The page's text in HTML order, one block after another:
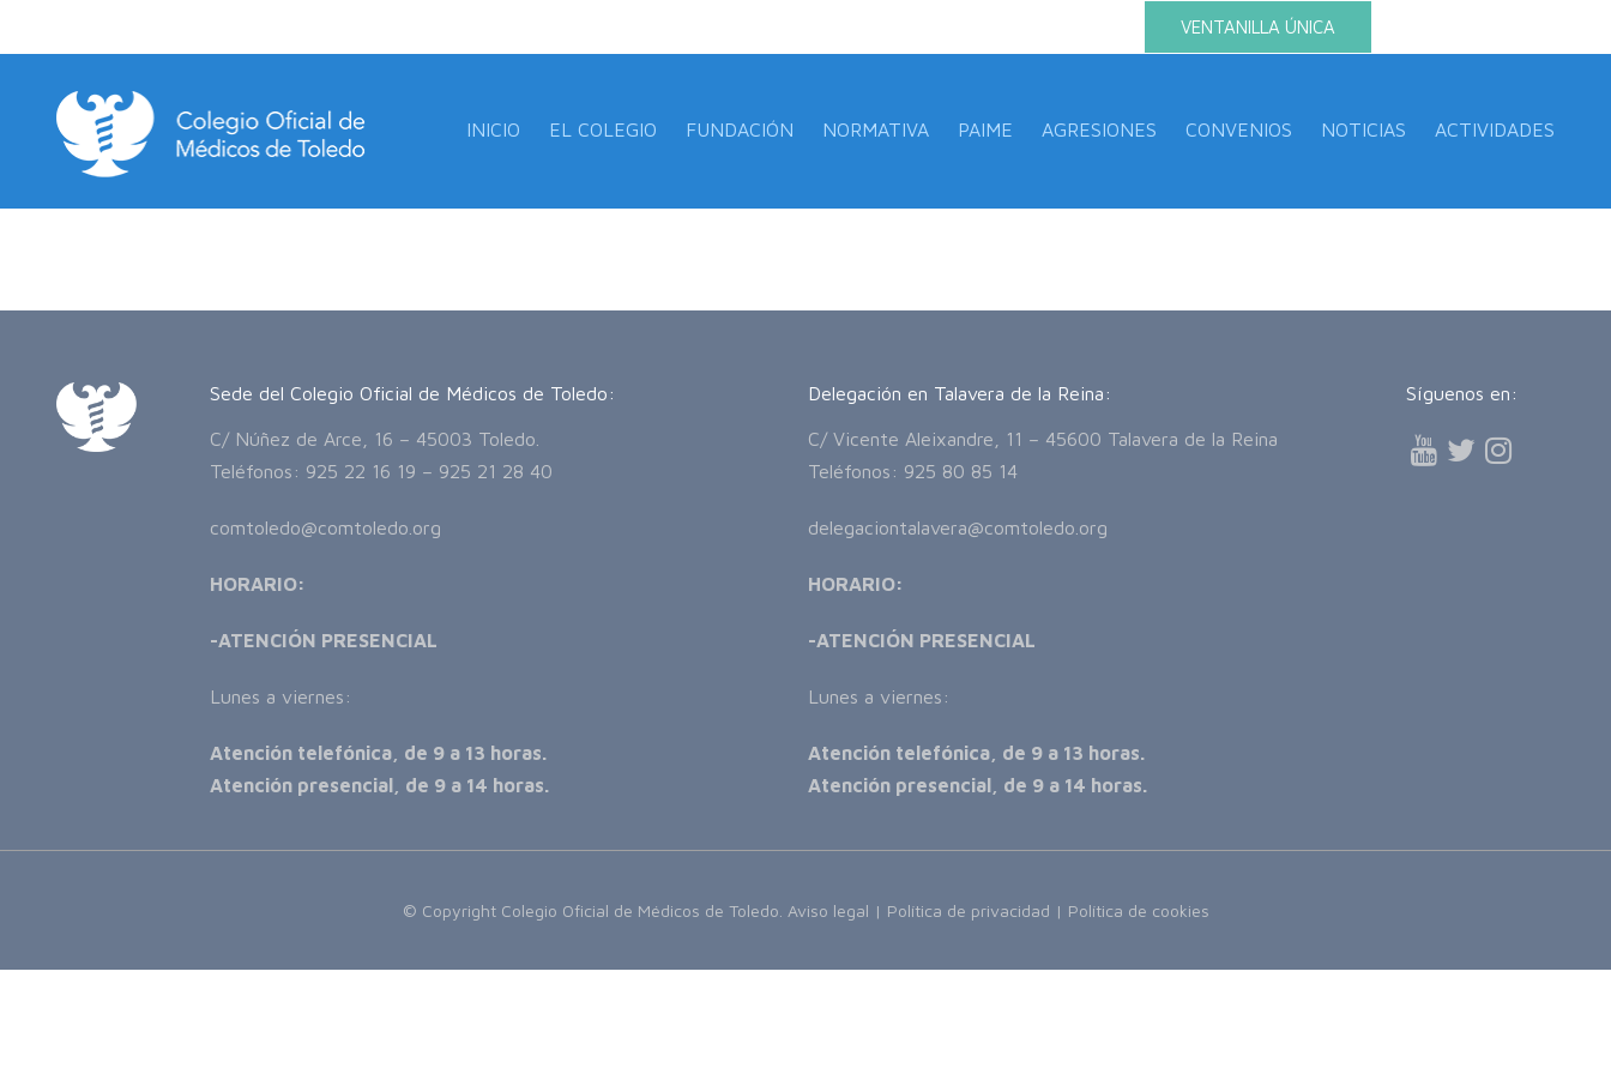
VENTANILLA ÚNICA
INICIO EL COLEGIO FUNDACIÓN NORMATIVA PAIME AGRESIONES CONVENIOS NOTICIAS ACTIVIDADES
Sede del Colegio Oficial de Médicos de Toledo:
C/ Núñez de Arce, 16 – 45003 Toledo.
Teléfonos: 925 22 16 19 – 925 21 28 40
comtoledo@comtoledo.org
HORARIO:
-ATENCIÓN PRESENCIAL
Lunes a viernes:
Atención telefónica, de 9 a 13 horas.
Atención presencial, de 9 a 14 horas.
Delegación en Talavera de la Reina:
C/ Vicente Aleixandre, 11 – 45600 Talavera de la Reina
Teléfonos: 925 80 85 14
delegaciontalavera@comtoledo.org
HORARIO:
-ATENCIÓN PRESENCIAL
Lunes a viernes:
Atención telefónica, de 9 a 13 horas.
Atención presencial, de 9 a 14 horas.
Síguenos en:
© Copyright Colegio Oficial de Médicos de Toledo. Aviso legal | Política de privacidad | Política de cookies